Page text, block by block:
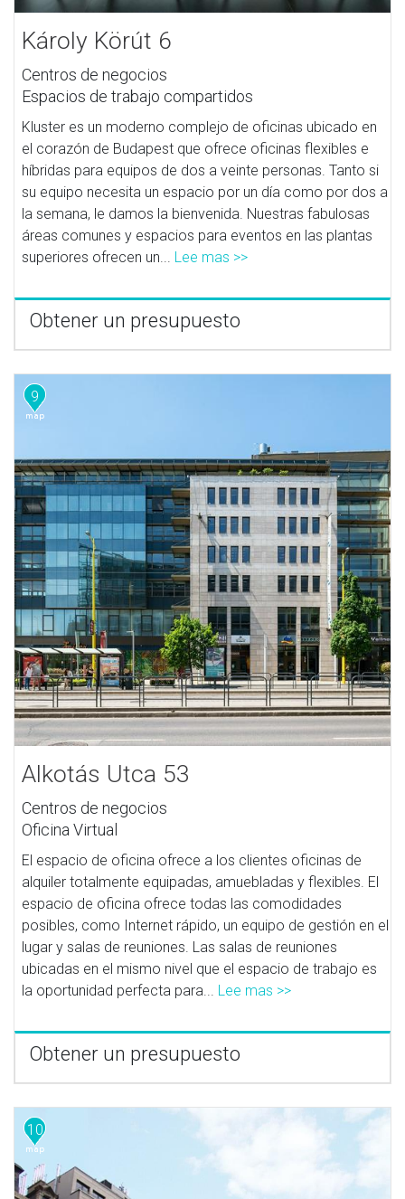
Károly Körút 6
Centros de negocios
Espacios de trabajo compartidos
Kluster es un moderno complejo de oficinas ubicado en
el corazón de Budapest que ofrece oficinas flexibles e
híbridas para equipos de dos a veinte personas. Tanto si
su equipo necesita un espacio por un día como por dos a
la semana, le damos la bienvenida. Nuestras fabulosas
áreas comunes y espacios para eventos en las plantas
superiores ofrecen un... Lee mas >>
Obtener un presupuesto
9
Alkotás Utca 53
Centros de negocios
Oficina Virtual
El espacio de oficina ofrece a los clientes oficinas de
alquiler totalmente equipadas, amuebladas y flexibles. El
espacio de oficina ofrece todas las comodidades
posibles, como Internet rápido, un equipo de gestión en el
lugar y salas de reuniones. Las salas de reuniones
ubicadas en el mismo nivel que el espacio de trabajo es
la oportunidad perfecta para... Lee mas >>
Obtener un presupuesto
10